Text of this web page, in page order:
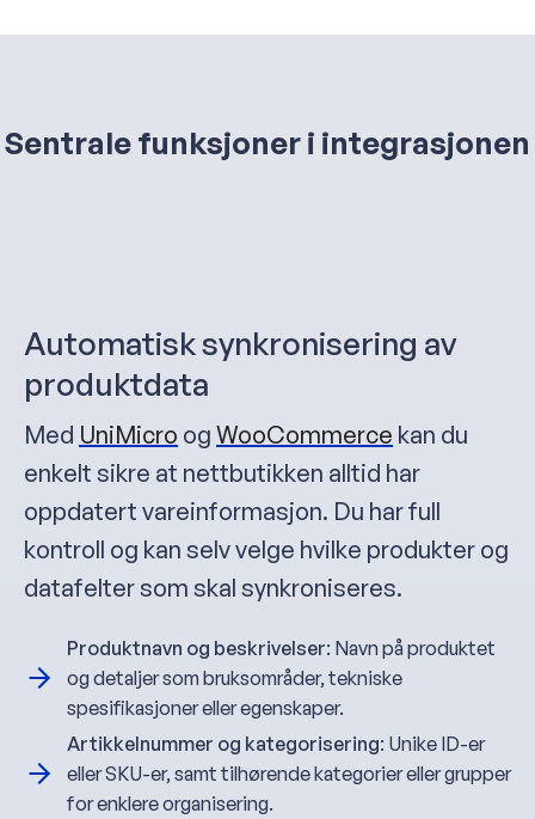
Sentrale funksjoner i integrasjonen
Automatisk synkronisering av
produktdata
Med UniMicro og WooCommerce kan du
enkelt sikre at nettbutikken alltid har
oppdatert vareinformasjon. Du har full
kontroll og kan selv velge hvilke produkter og
datafelter som skal synkroniseres.
Produktnavn og beskrivelser: Navn på produktet
og detaljer som bruksområder, tekniske
spesifikasjoner eller egenskaper.
Artikkelnummer og kategorisering: Unike ID-er
eller SKU-er, samt tilhørende kategorier eller grupper
for enklere organisering.